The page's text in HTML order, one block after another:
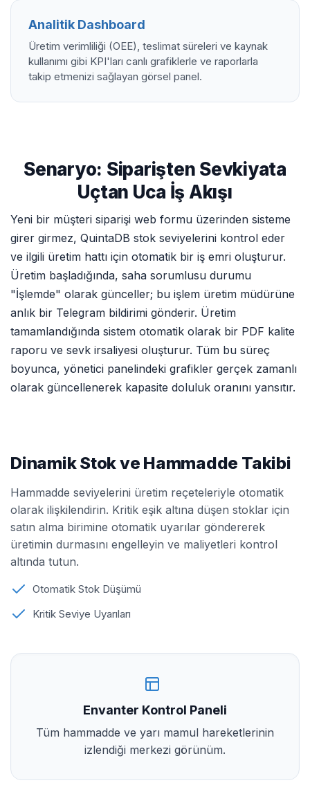
Analitik Dashboard
Üretim verimliliği (OEE), teslimat süreleri ve kaynak
kullanımı gibi KPI'ları canlı grafiklerle ve raporlarla
takip etmenizi sağlayan görsel panel.
Senaryo: Siparişten Sevkiyata
Uçtan Uca İş Akışı
Yeni bir müşteri siparişi web formu üzerinden sisteme
girer girmez, QuintaDB stok seviyelerini kontrol eder
ve ilgili üretim hattı için otomatik bir iş emri oluşturur.
Üretim başladığında, saha sorumlusu durumu
"İşlemde" olarak günceller; bu işlem üretim müdürüne
anlık bir Telegram bildirimi gönderir. Üretim
tamamlandığında sistem otomatik olarak bir PDF kalite
raporu ve sevk irsaliyesi oluşturur. Tüm bu süreç
boyunca, yönetici panelindeki grafikler gerçek zamanlı
olarak güncellenerek kapasite doluluk oranını yansıtır.
Dinamik Stok ve Hammadde Takibi
Hammadde seviyelerini üretim reçeteleriyle otomatik
olarak ilişkilendirin. Kritik eşik altına düşen stoklar için
satın alma birimine otomatik uyarılar göndererek
üretimin durmasını engelleyin ve maliyetleri kontrol
altında tutun.
Otomatik Stok Düşümü
Kritik Seviye Uyarıları
Envanter Kontrol Paneli
Tüm hammadde ve yarı mamul hareketlerinin
izlendiği merkezi görünüm.